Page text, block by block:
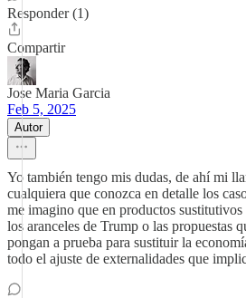
Responder (1)
Compartir
Jose Maria Garcia
Feb 5, 2025
Autor
Yo también tengo mis dudas, de ahí mi
cualquiera que conozca en detalle los
me imagino que en productos
los aranceles de Trump o las propuestas
pongan a prueba para sustituir la
todo el ajuste de externalidades que